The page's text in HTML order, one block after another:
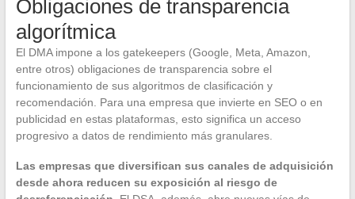
Obligaciones de transparencia
algorítmica
El DMA impone a los gatekeepers (Google, Meta, Amazon,
entre otros) obligaciones de transparencia sobre el
funcionamiento de sus algoritmos de clasificación y
recomendación. Para una empresa que invierte en SEO o en
publicidad en estas plataformas, esto significa un acceso
progresivo a datos de rendimiento más granulares.
Las empresas que diversifican sus canales de adquisición
desde ahora reducen su exposición al riesgo de